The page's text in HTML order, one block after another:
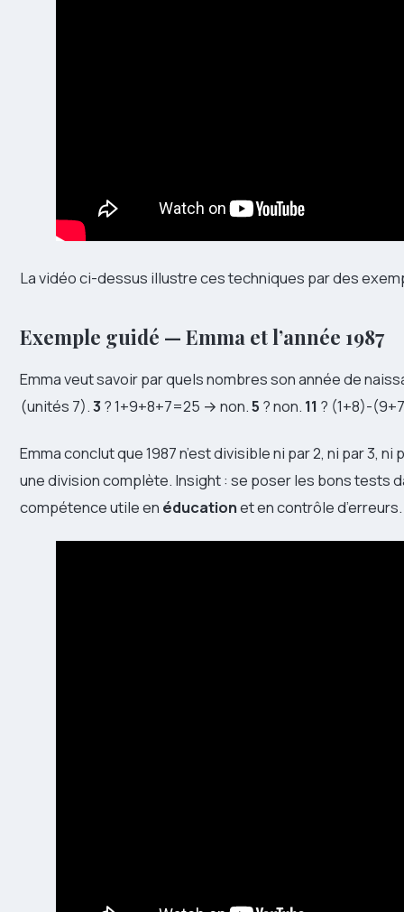
La vidéo ci-dessus illustre ces techniques par des
Exemple guidé — Emma et l’année 1987
Emma veut savoir par quels nombres son année de
(unités 7).3 ? 1+9+8+7=25 → non.5 ? non. 11 ? (1+8)-
Emma conclut que 1987 n’est divisible ni par 2, ni par 3,
une division complète. Insight : se poser les bons tests
compétence utile en éducationet en contrôle d’erreurs.